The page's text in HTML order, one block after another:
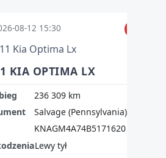
08-12 15:30
KIA OPTIMA LX
236 309 km
Salvage (Pennsylvania)
KNAGM4A74B5171620
Lewy tył